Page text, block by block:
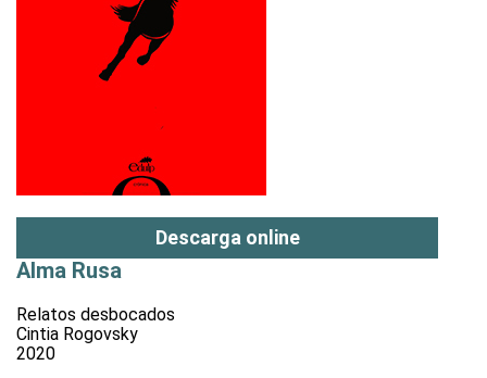
Descarga online
Alma Rusa
Relatos desbocados
Cintia Rogovsky
2020